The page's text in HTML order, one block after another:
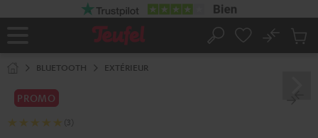
Page
Rechercher
No
BLUETOOTH EXTÉRIEUR
PROMO
(3)